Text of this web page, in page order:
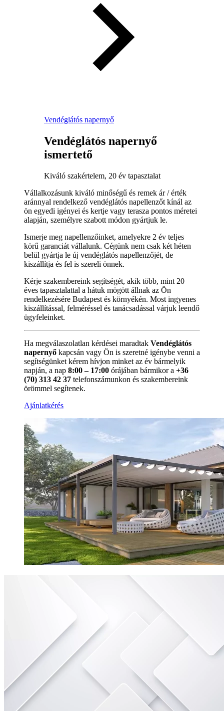
Vendéglátós napernyő
Vendéglátós napernyő
ismertető
Kiváló szakértelem, 20 év tapasztalat
Vállalkozásunk kiváló minőségű és remek ár / érték
aránnyal rendelkező vendéglátós napellenzőt kínál az
ön egyedi igényei és kertje vagy terasza pontos méretei
alapján, személyre szabott módon gyártjuk le.
Ismerje meg napellenzőinket, amelyekre 2 év teljes
körű garanciát vállalunk. Cégünk nem csak két héten
belül gyártja le új vendéglátós napellenzőjét, de
kiszállítja és fel is szereli önnek.
Kérje szakembereink segítségét, akik több, mint 20
éves tapasztalattal a hátuk mögött állnak az Ön
rendelkezésére Budapest és környékén. Most ingyenes
kiszállítással, felméréssel és tanácsadással várjuk leendő
ügyfeleinket.
Ha megválaszolatlan kérdései maradtak Vendéglátós
napernyő kapcsán vagy Ön is szeretné igénybe venni a
segítségünket kérem hívjon minket az év bármelyik
napján, a nap 8:00 – 17:00 órájában bármikor a +36
(70) 313 42 37 telefonszámunkon és szakembereink
örömmel segítenek.
Ajánlatkérés